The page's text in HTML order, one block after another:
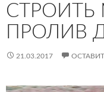
СТРОИТЬ
ПРОЛИВ
21.03.2017